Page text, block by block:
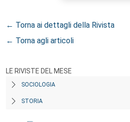
← Torna ai dettagli della Rivista
← Torna agli articoli
LE RIVISTE DEL MESE
SOCIOLOGIA
STORIA